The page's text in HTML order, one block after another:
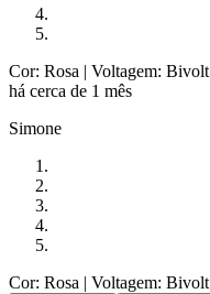
Cor: Rosa | Voltagem: Bivolt
há cerca de 1 mês
Simone
Cor: Rosa | Voltagem: Bivolt